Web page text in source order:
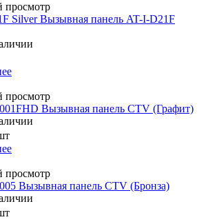
просмотр
Silver Вызывная панель AT-I-D21F
просмотр
Вызывная панель CTV (Графит)
просмотр
Вызывная панель CTV (Бронза)